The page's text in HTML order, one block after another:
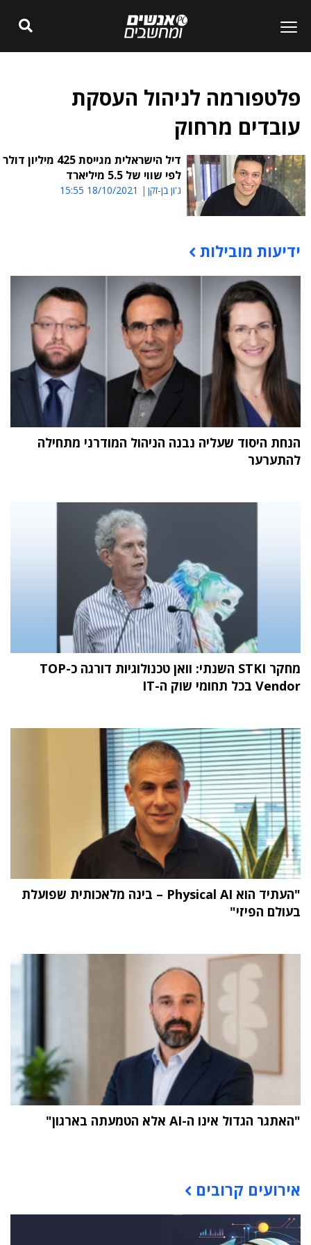
פלטפורמה לניהול העסקת
עובדים מרחוק
דיל הישראלית מגייסת 425 מיליון דולר
לפי שווי של 5.5 מיליארד
ג'ון בן-זקן 18/10/2021 15:55
תוכן פרסומי
ידיעות מובילות
הנחת היסוד שעליה נבנה הניהול המודרני מתחילה
להתערער
מחקר STKI השנתי: וואן טכנולוגיות דורגה כ-TOP
Vendor בכל תחומי שוק ה-IT
"העתיד הוא Physical AI – בינה מלאכותית שפועלת
בעולם הפיזי"
"האתגר הגדול אינו ה-AI אלא הטמעתה בארגון"
אירועים קרובים